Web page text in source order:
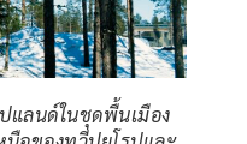
แลนด์ในชุดพื้นเมือง